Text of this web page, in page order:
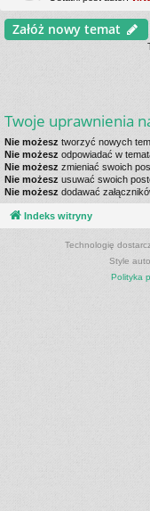
Załóż nowy temat
Twoje uprawnienia
Nie możesz tworzyć nowych
Nie możesz odpowiadać w
Nie możesz zmieniać swoich
Nie możesz usuwać swoich
Nie możesz dodawać
Indeks witryny
Technologię
Style
Polityka